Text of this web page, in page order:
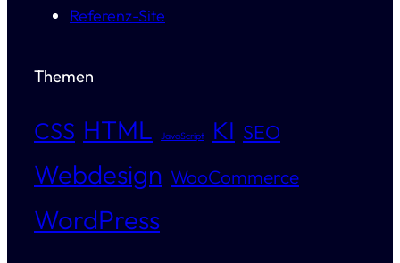
Referenz-Site
Themen
CSS HTML JavaScript KI SEO
Webdesign WooCommerce
WordPress